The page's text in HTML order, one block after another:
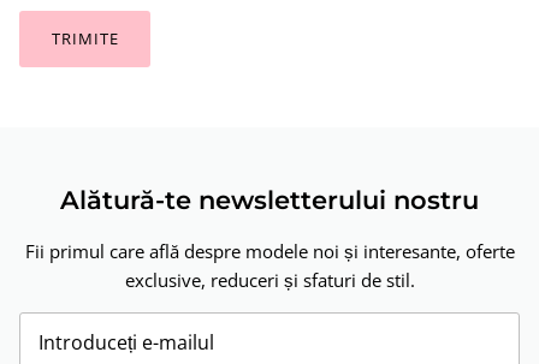
TRIMITE
Alătură-te newsletterului nostru
Fii primul care află despre modele noi și interesante, oferte
exclusive, reduceri și sfaturi de stil.